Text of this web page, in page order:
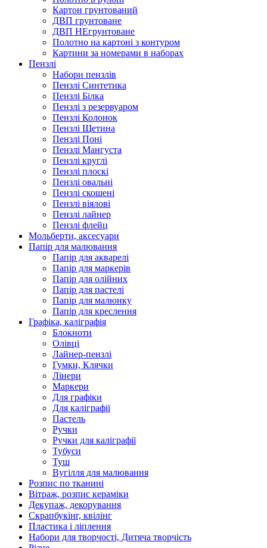
Картон грунтований
ДВП грунтоване
ДВП НЕгрунтоване
Полотно на картоні з контуром
Картини за номерами в наборах
Пензлі
Набори пензлів
Пензлі Синтетика
Пензлі Білка
Пензлі з резервуаром
Пензлі Колонок
Пензлі Щетина
Пензлі Поні
Пензлі Мангуста
Пензлі круглі
Пензлі плоскі
Пензлі овальні
Пензлі скошені
Пензлі віялові
Пензлі лайнер
Пензлі флейц
Мольберти, аксесуари
Папір для малювання
Папір для акварелі
Папір для маркерів
Папір для олійних
Папір для пастелі
Папір для малюнку
Папір для креслення
Графіка, каліграфія
Блокноти
Олівці
Лайнер-пензлі
Гумки, Клячки
Лінери
Маркери
Для графіки
Для каліграфії
Пастель
Ручки
Ручки для каліграфії
Тубуси
Туш
Вугілля для малювання
Розпис по тканині
Вітраж, розпис кераміки
Декупаж, декорування
Скрапбукінг, квілінг
Пластика і ліплення
Набори для творчості, Дитяча творчість